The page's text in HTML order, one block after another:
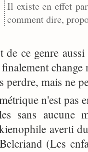
Il existe en effet
comment dire,
de ce genre
perdre, mais ne
n'est pas
sans aucune
averti
(Les